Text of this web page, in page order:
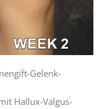
Hallux-Valgus-